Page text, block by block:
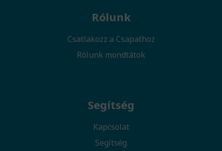
Rólunk
Csatlakozz a Csapathoz
Rólunk mondtátok
Segítség
Kapcsolat
Segítség